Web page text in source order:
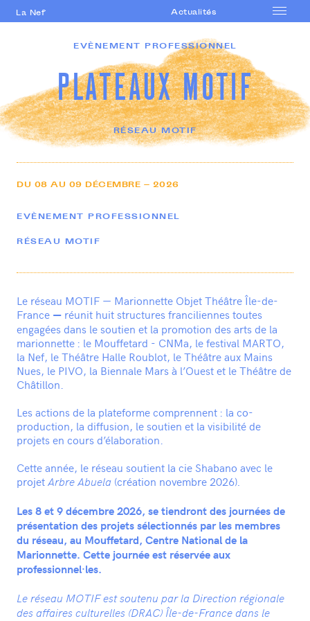
La Nef Actualités
Accueil
Le lieu
Saison
Accompagnement
artistique
Formations
professionnelles
Actions culturelles
Agenda
20 rue Rouget de Lisle
93500 Pantin
01 41 50 07 20
—
CONTACTEZ-NOUS
INFOS PRATIQUES
EVÈNEMENT PROFESSIONNEL
PLATEAUX MOTIF
RÉSEAU MOTIF
DU 08 AU 09 DÉCEMBRE — 2026
EVÈNEMENT PROFESSIONNEL
RÉSEAU MOTIF
Le réseau MOTIF — Marionnette Objet Théâtre Île-de-
France — réunit huit structures franciliennes toutes
engagées dans le soutien et la promotion des arts de la
marionnette : le Mouffetard - CNMa, le festival MARTO,
la Nef, le Théâtre Halle Roublot, le Théâtre aux Mains
Nues, le PIVO, la Biennale Mars à l’Ouest et le Théâtre de
Châtillon.
Les actions de la plateforme comprennent : la co-
production, la diffusion, le soutien et la visibilité de
projets en cours d’élaboration.
Cette année, le réseau soutient la cie Shabano avec le
projetArbre Abuela (création novembre 2026)
Les 8 et 9 décembre 2026, se tiendront des journées de
présentation des projets sélectionnés par les membres
du réseau, au Mouffetard, Centre National de la
Marionnette. Cette journée est réservée aux
professionnel·les.
Le réseau MOTIF est soutenu par la Direction régionale
des affaires culturelles (DRAC) Île-de-France dans le